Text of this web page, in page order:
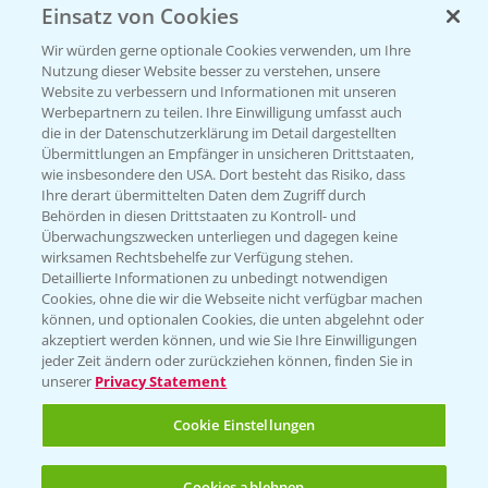
KONTAKT
Hilfe in Notfällen
T.+49 (0)214/30-20220
Folgen Sie uns
Allgemeine Nutzungsbedingungen Datenschutzerklärung
Einsatz von Cookies
Wir würden gerne optionale Cookies verwenden, um Ihre
Nutzung dieser Website besser zu verstehen, unsere
Website zu verbessern und Informationen mit unseren
Werbepartnern zu teilen. Ihre Einwilligung umfasst auch
die in der Datenschutzerklärung im Detail dargestellten
Übermittlungen an Empfänger in unsicheren Drittstaaten,
wie insbesondere den USA. Dort besteht das Risiko, dass
Ihre derart übermittelten Daten dem Zugriff durch
Behörden in diesen Drittstaaten zu Kontroll- und
Überwachungszwecken unterliegen und dagegen keine
wirksamen Rechtsbehelfe zur Verfügung stehen.
Detaillierte Informationen zu unbedingt notwendigen
Cookies, ohne die wir die Webseite nicht verfügbar machen
können, und optionalen Cookies, die unten abgelehnt oder
akzeptiert werden können, und wie Sie Ihre Einwilligungen
jeder Zeit ändern oder zurückziehen können, finden Sie in
unserer Privacy Statement
Cookie Einstellungen